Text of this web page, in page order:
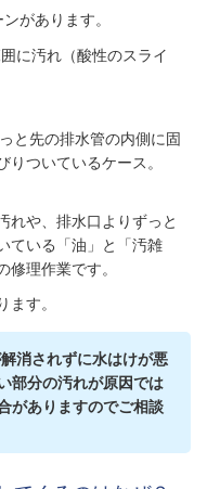
があります。
に汚れ（酸性のスライ
と先の排水管の内側に固
ついているケース。
れや、排水口よりずっと
ている「油」と「汚雑
理作業です。
ます。
消されずに水はけが悪
部分の汚れが原因では
がありますのでご相談